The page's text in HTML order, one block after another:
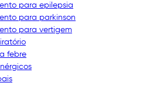
para epilepsia
para parkinson
para vertigem
febre